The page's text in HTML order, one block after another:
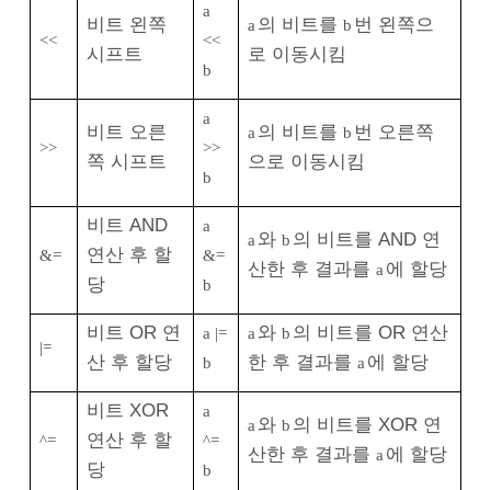
<<
비트 왼쪽
시프트
a
<<
b
a 의 비트를 b 번 왼쪽으
로 이동시킴
>>
비트 오른
쪽 시프트
a
>>
b
a 의 비트를 b 번 오른쪽
으로 이동시킴
&=
비트 AND
연산 후 할
당
a
&=
b
a 와 b 의 비트를 AND 연
산한 후 결과를 a 에 할당
|=
비트 OR 연
산 후 할당
a |=
b
a 와 b 의 비트를 OR 연산
한 후 결과를 a 에 할당
^=
비트 XOR
연산 후 할
당
a
^=
b
a 와 b 의 비트를 XOR 연
산한 후 결과를 a 에 할당